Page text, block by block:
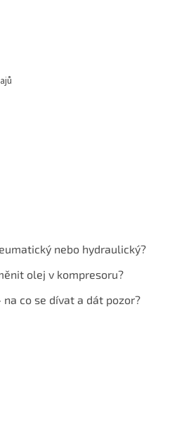
nebo hydraulický?
olej v kompresoru?
co se dívat a dát pozor?